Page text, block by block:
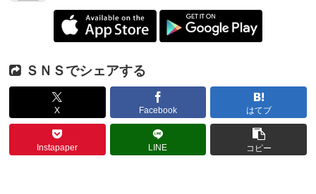
ＳＮＳでシェアする
X Facebook はてブ
Instapaper LINE コピー